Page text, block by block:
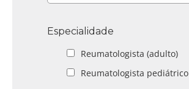
Especialidade
Reumatologista (adulto)
Reumatologista pediátrico